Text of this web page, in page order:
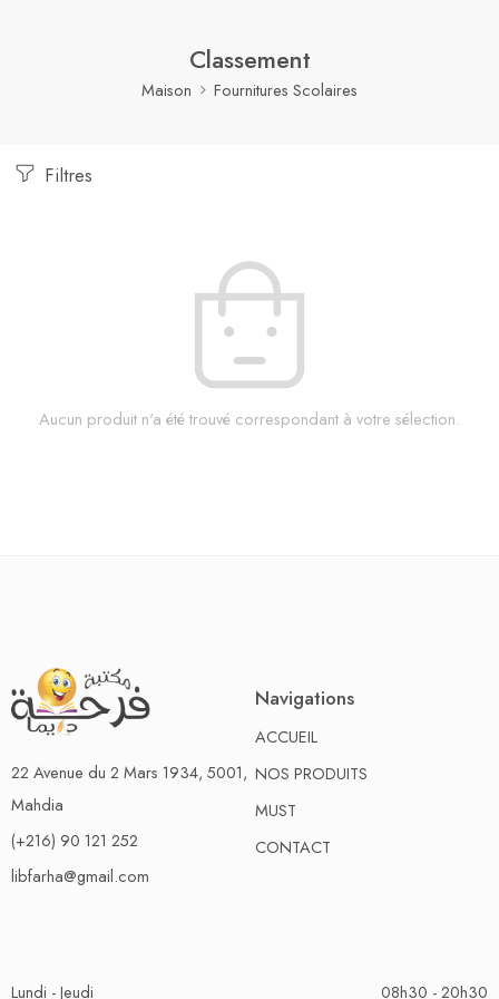
Classement
Maison Fournitures Scolaires
Filtres
Aucun produit n'a été trouvé correspondant à votre sélection.
22 Avenue du 2 Mars 1934, 5001,
Mahdia
(+216) 90 121 252
libfarha@gmail.com
Navigations
ACCUEIL
NOS PRODUITS
MUST
CONTACT
Lundi - Jeudi 08h30 - 20h30